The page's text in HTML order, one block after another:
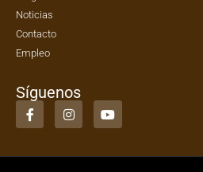
Noticias
Contacto
Empleo
Síguenos